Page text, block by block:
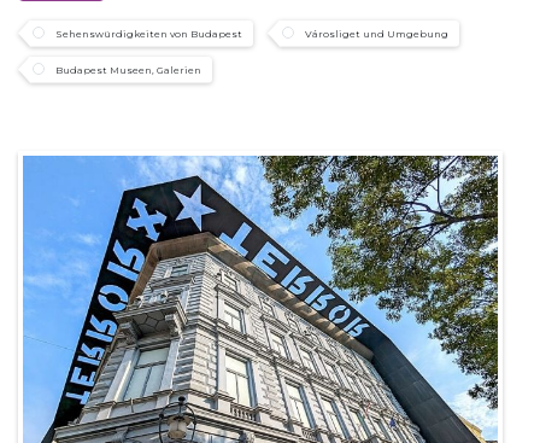
Sehenswürdigkeiten von Budapest Városliget und Umgebung
Budapest Museen, Galerien